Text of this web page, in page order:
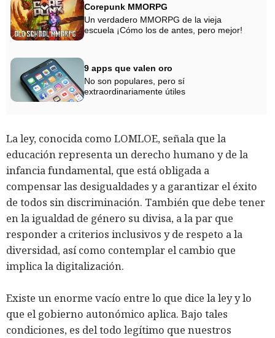
Corepunk MMORPG
Un verdadero MMORPG de la vieja
escuela ¡Cómo los de antes, pero mejor!
9 apps que valen oro
No son populares, pero sí
extraordinariamente útiles
La ley, conocida como LOMLOE, señala que la
educación representa un derecho humano y de la
infancia fundamental, que está obligada a
compensar las desigualdades y a garantizar el éxito
de todos sin discriminación. También que debe tener
en la igualdad de género su divisa, a la par que
responder a criterios inclusivos y de respeto a la
diversidad, así como contemplar el cambio que
implica la digitalización.
Existe un enorme vacío entre lo que dice la ley y lo
que el gobierno autonómico aplica. Bajo tales
condiciones, es del todo legítimo que nuestros